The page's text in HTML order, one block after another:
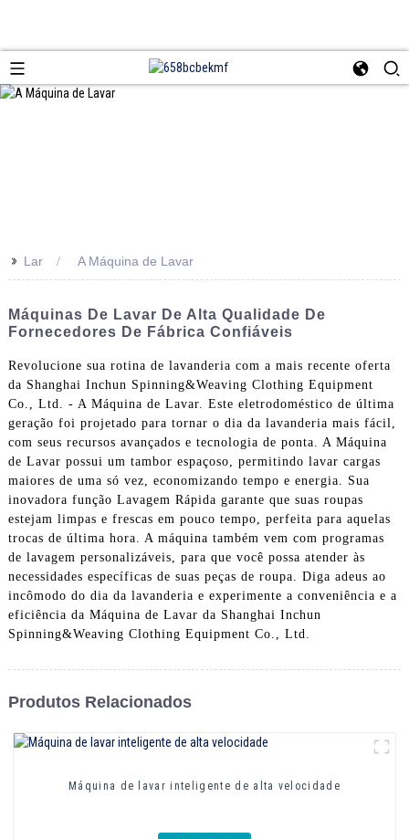
>> Lar A Máquina de Lavar
Máquinas De Lavar De Alta Qualidade De
Fornecedores De Fábrica Confiáveis
Revolucione sua rotina de lavanderia com a mais recente oferta
da Shanghai Inchun Spinning&Weaving Clothing Equipment
Co., Ltd. - A Máquina de Lavar. Este eletrodoméstico de última
geração foi projetado para tornar o dia da lavanderia mais fácil,
com seus recursos avançados e tecnologia de ponta. A Máquina
de Lavar possui um tambor espaçoso, permitindo lavar cargas
maiores de uma só vez, economizando tempo e energia. Sua
inovadora função Lavagem Rápida garante que suas roupas
estejam limpas e frescas em pouco tempo, perfeita para aquelas
trocas de última hora. A máquina também vem com programas
de lavagem personalizáveis, para que você possa atender às
necessidades específicas de suas peças de roupa. Diga adeus ao
incômodo do dia da lavanderia e experimente a conveniência e a
eficiência da Máquina de Lavar da Shanghai Inchun
Spinning&Weaving Clothing Equipment Co., Ltd.
Produtos Relacionados
Máquina de lavar inteligente de alta velocidade